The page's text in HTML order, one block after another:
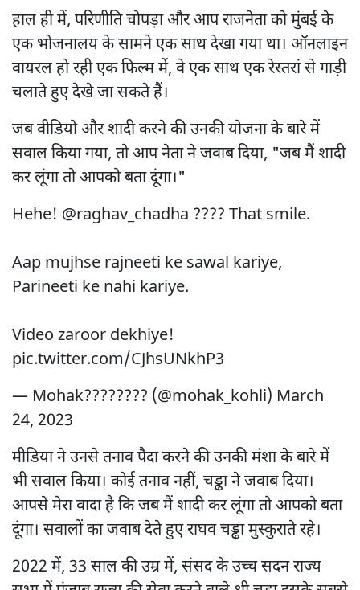
हाल ही में, परिणीति चोपड़ा और आप राजनेता को मुंबई के
एक भोजनालय के सामने एक साथ देखा गया था। ऑनलाइन
वायरल हो रही एक फिल्म में, वे एक साथ एक रेस्तरां से गाड़ी
चलाते हुए देखे जा सकते हैं।
जब वीडियो और शादी करने की उनकी योजना के बारे में
सवाल किया गया, तो आप नेता ने जवाब दिया, "जब मैं शादी
कर लूंगा तो आपको बता दूंगा।"
Hehe! @raghav_chadha ???? That smile.
Aap mujhse rajneeti ke sawal kariye,
Parineeti ke nahi kariye.
Video zaroor dekhiye!
pic.twitter.com/CJhsUNkhP3
— Mohak???????? (@mohak_kohli) March
24, 2023
मीडिया ने उनसे तनाव पैदा करने की उनकी मंशा के बारे में
भी सवाल किया। कोई तनाव नहीं, चड्ढा ने जवाब दिया।
आपसे मेरा वादा है कि जब मैं शादी कर लूंगा तो आपको बता
दूंगा। सवालों का जवाब देते हुए राघव चड्ढा मुस्कुराते रहे।
2022 में, 33 साल की उम्र में, संसद के उच्च सदन राज्य